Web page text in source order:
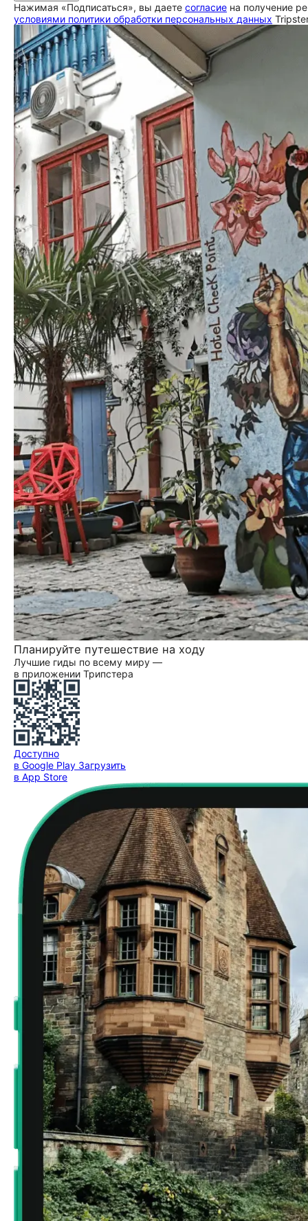
Нажимая «Подписаться», вы даете согласие на получение
условиями политики обработки персональных данных
Планируйте путешествие на ходу
Лучшие гиды по всему миру —
в приложении Трипстера
Доступно
в Google Play Загрузить
в App Store